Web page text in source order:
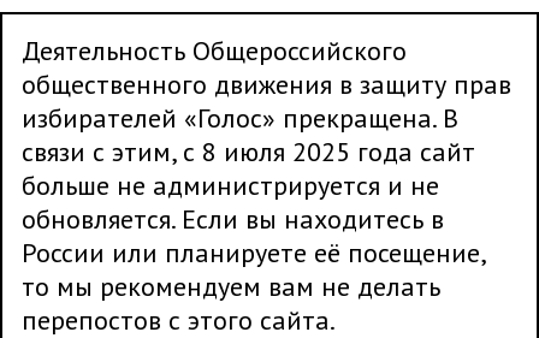
Деятельность Общероссийского
общественного движения в защиту прав
избирателей «Голос» прекращена. В
связи с этим, с 8 июля 2025 года сайт
больше не администрируется и не
обновляется. Если вы находитесь в
России или планируете её посещение,
то мы рекомендуем вам не делать
перепостов с этого сайта.